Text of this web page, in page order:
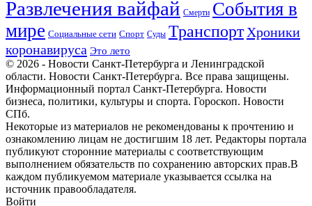
Развлечения вайфай Смерти События в
мире Социальные сети Спорт Суды Транспорт Хроники
коронавируса Это лето
© 2026 - Новости Санкт-Петербурга и Ленинградской
области. Новости Санкт-Петербурга. Все права защищены.
Информационный портал Санкт-Петербурга. Новости
бизнеса, политики, культуры и спорта. Гороскоп. Новости
СПб.
Некоторые из материалов не рекомендованы к прочтению и
ознакомлению лицам не достигшим 18 лет. Редакторы портала
публикуют сторонние материалы с соответствующим
выполнением обязательств по сохранению авторских прав.В
каждом публикуемом материале указывается ссылка на
источник правообладателя.
Войти